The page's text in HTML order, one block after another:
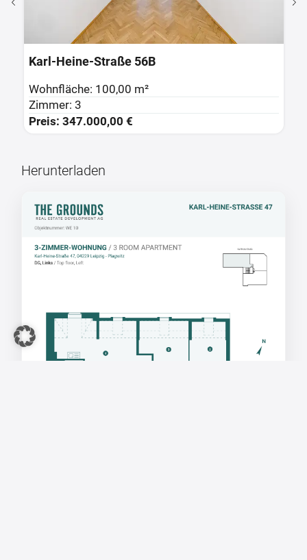
Karl-Heine-Straße 47
Wohnfläche: 65,00 m²
Zimmer: 2
Preis: 185.000,00 €
Herunterladen